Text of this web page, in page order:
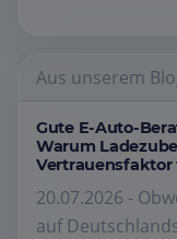
Aus unserem
Gute E-Auto-
Warum
Vertrauensfaktor
20.07.2026 -
auf